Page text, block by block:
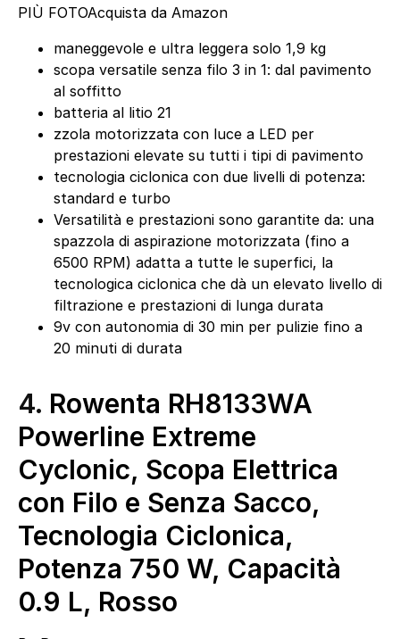
PIÙ FOTOAcquista da Amazon
maneggevole e ultra leggera solo 1,9 kg
scopa versatile senza filo 3 in 1: dal pavimento
al soffitto
batteria al litio 21
zzola motorizzata con luce a LED per
prestazioni elevate su tutti i tipi di pavimento
tecnologia ciclonica con due livelli di potenza:
standard e turbo
Versatilità e prestazioni sono garantite da: una
spazzola di aspirazione motorizzata (fino a
6500 RPM) adatta a tutte le superfici, la
tecnologica ciclonica che dà un elevato livello di
filtrazione e prestazioni di lunga durata
9v con autonomia di 30 min per pulizie fino a
20 minuti di durata
4. Rowenta RH8133WA
Powerline Extreme
Cyclonic, Scopa Elettrica
con Filo e Senza Sacco,
Tecnologia Ciclonica,
Potenza 750 W, Capacità
0.9 L, Rosso